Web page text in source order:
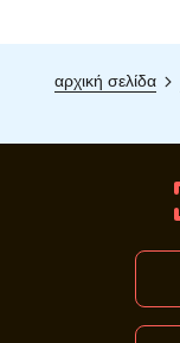
αρχική σελίδα